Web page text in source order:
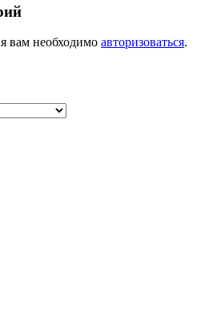
вам необходимо авторизоваться.